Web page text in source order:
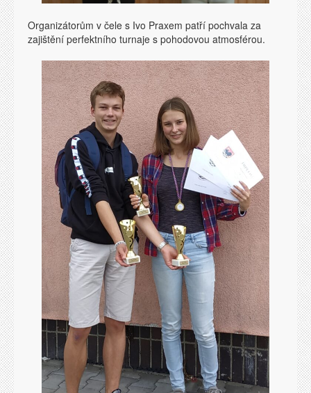
Organizátorům v čele s Ivo Praxem patří pochvala za
zajištění perfektního turnaje s pohodovou atmosférou.